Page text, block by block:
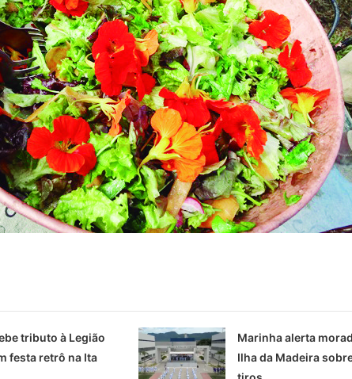
tributo à Legião
festa retrô na Ita
Marinha alerta
Ilha da Madeira